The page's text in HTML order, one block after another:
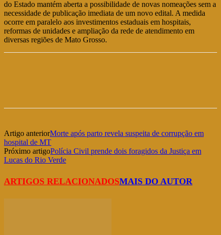
do Estado mantém aberta a possibilidade de novas nomeações sem a
necessidade de publicação imediata de um novo edital. A medida
ocorre em paralelo aos investimentos estaduais em hospitais,
reformas de unidades e ampliação da rede de atendimento em
diversas regiões de Mato Grosso.
Artigo anteriorMorte após parto revela suspeita de corrupção em
hospital de MT
Próximo artigoPolícia Civil prende dois foragidos da Justiça em
Lucas do Rio Verde
ARTIGOS RELACIONADOSMAIS DO AUTOR